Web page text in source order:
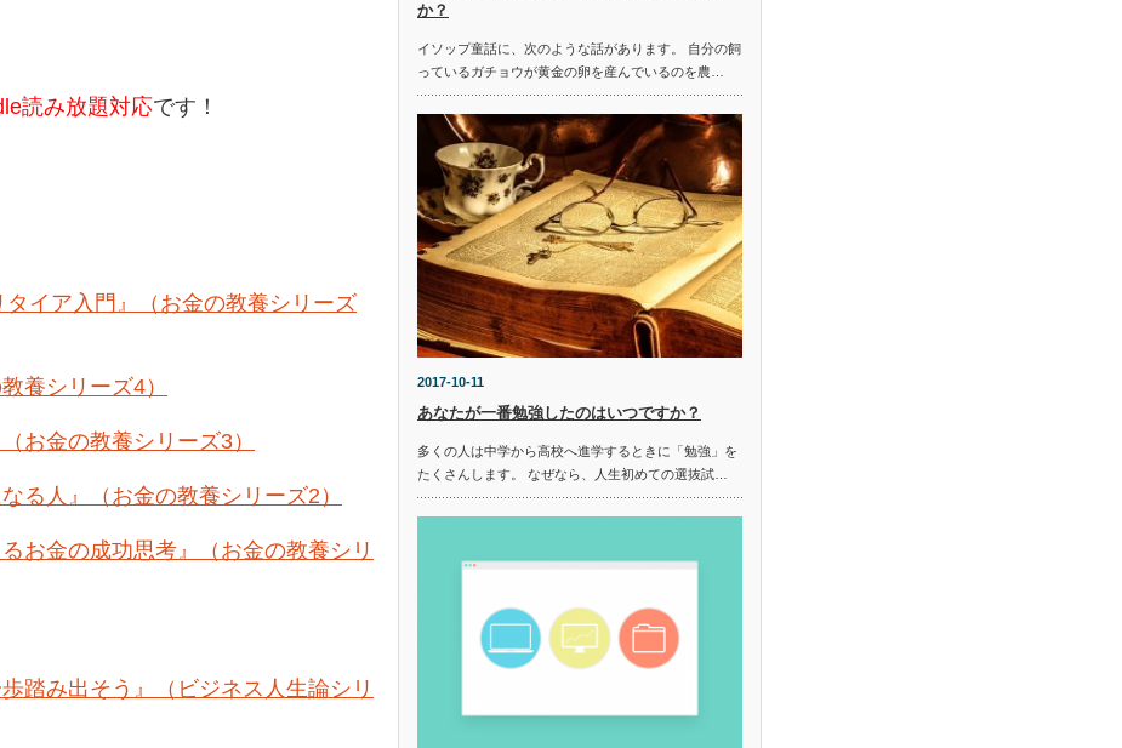
読み放題対応です！
タイア入門』（お金の教養シリーズ
養シリーズ4）
お金の教養シリーズ3）
る人』（お金の教養シリーズ2）
お金の成功思考』（お金の教養シリ
踏み出そう』（ビジネス人生論シリ
か？
イソップ童話に、次のような話があります。 自分の飼
っているガチョウが黄金の卵を産んでいるのを農…
2017-10-11
あなたが一番勉強したのはいつですか？
多くの人は中学から高校へ進学するときに「勉強」を
たくさんします。 なぜなら、人生初めての選抜試…